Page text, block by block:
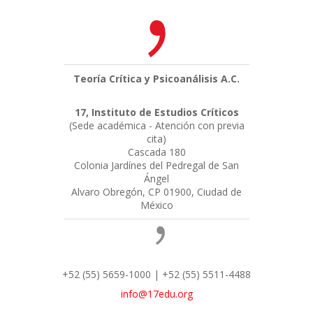
Teoría Crítica y Psicoanálisis A.C.
17, Instituto de Estudios Críticos
(Sede académica - Atención con previa
cita)
Cascada 180
Colonia Jardínes del Pedregal de San
Ángel
Alvaro Obregón, CP 01900, Ciudad de
México
+52 (55) 5659-1000 | +52 (55) 5511-4488
info@17edu.org